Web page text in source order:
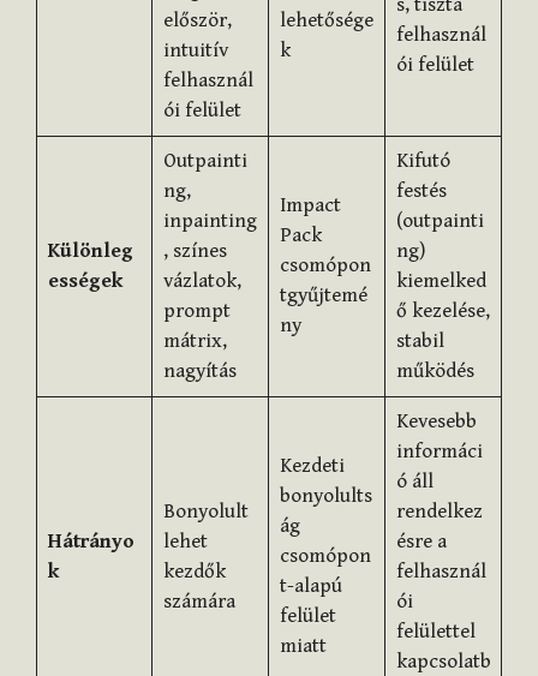
először,
intuitív
felhasznál
ói felület
lehetősége
k
s, tiszta
felhasznál
ói felület
Különleg
ességek
Outpainti
ng,
inpainting
, színes
vázlatok,
prompt
mátrix,
nagyítás
Impact
Pack
csomópon
tgyűjtemé
ny
Kifutó
festés
(outpainti
ng)
kiemelked
ő kezelése,
stabil
működés
Hátrányo
k
Bonyolult
lehet
kezdők
számára
Kezdeti
bonyolults
ág
csomópon
t-alapú
felület
miatt
Kevesebb
informáci
ó áll
rendelkez
ésre a
felhasznál
ói
felülettel
kapcsolatb